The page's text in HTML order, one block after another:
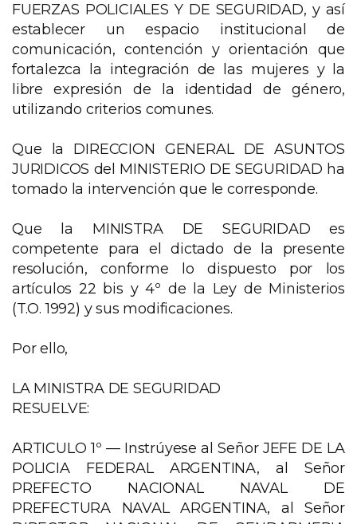
FUERZAS POLICIALES Y DE SEGURIDAD, y así
establecer un espacio institucional de
comunicación, contención y orientación que
fortalezca la integración de las mujeres y la
libre expresión de la identidad de género,
utilizando criterios comunes.
Que la DIRECCION GENERAL DE ASUNTOS
JURIDICOS del MINISTERIO DE SEGURIDAD ha
tomado la intervención que le corresponde.
Que la MINISTRA DE SEGURIDAD es
competente para el dictado de la presente
resolución, conforme lo dispuesto por los
artículos 22 bis y 4º de la Ley de Ministerios
(T.O. 1992) y sus modificaciones.
Por ello,
LA MINISTRA DE SEGURIDAD
RESUELVE:
ARTICULO 1º — Instrúyese al Señor JEFE DE LA
POLICIA FEDERAL ARGENTINA, al Señor
PREFECTO NACIONAL NAVAL DE
PREFECTURA NAVAL ARGENTINA, al Señor